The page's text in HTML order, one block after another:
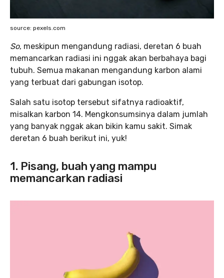
source: pexels.com
So, meskipun mengandung radiasi, deretan 6 buah
memancarkan radiasi ini nggak akan berbahaya bagi
tubuh. Semua makanan mengandung karbon alami
yang terbuat dari gabungan isotop.
Salah satu isotop tersebut sifatnya radioaktif,
misalkan karbon 14. Mengkonsumsinya dalam jumlah
yang banyak nggak akan bikin kamu sakit. Simak
deretan 6 buah berikut ini, yuk!
1. Pisang, buah yang mampu
memancarkan radiasi